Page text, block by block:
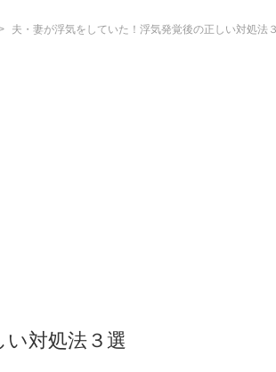
夫・妻が浮気をしていた！浮気発覚後の正しい対処法
対処法３選